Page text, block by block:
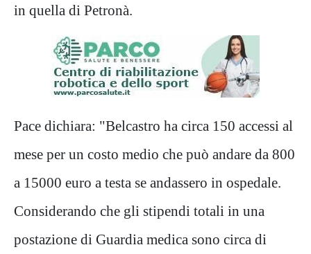
in quella di Petronà.
Pace dichiara: "Belcastro ha circa 150 accessi al
mese per un costo medio che può andare da 800
a 15000 euro a testa se andassero in ospedale.
Considerando che gli stipendi totali in una
postazione di Guardia medica sono circa di